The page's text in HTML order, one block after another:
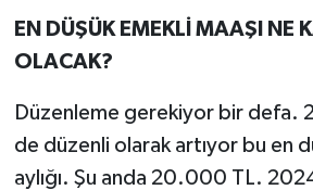
EN DÜŞÜK EMEKLİ MAAŞI NE
OLACAK?
Düzenleme gerekiyor bir defa.
de düzenli olarak artıyor bu en
aylığı. Şu anda 20.000 TL.